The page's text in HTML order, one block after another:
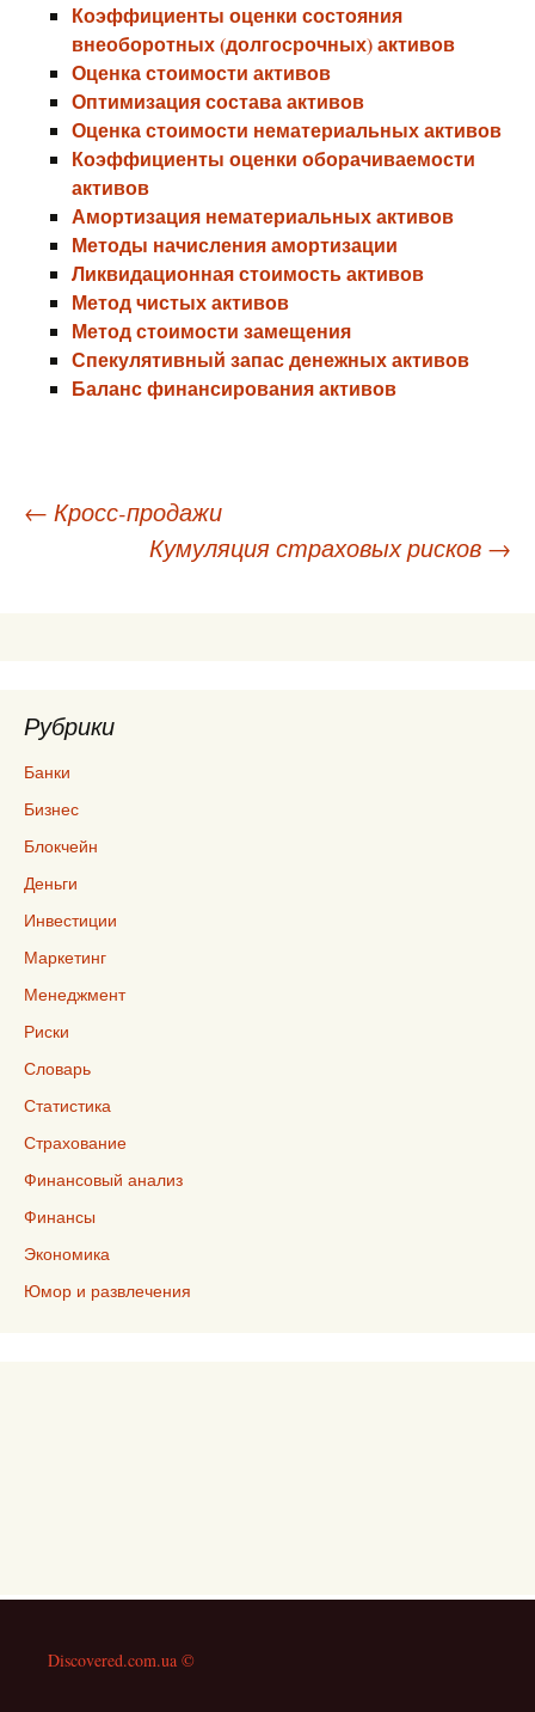
Коэффициенты оценки состояния
внеоборотных (долгосрочных) активов
Оценка стоимости активов
Оптимизация состава активов
Оценка стоимости нематериальных активов
Коэффициенты оценки оборачиваемости
активов
Амортизация нематериальных активов
Методы начисления амортизации
Ликвидационная стоимость активов
Метод чистых активов
Метод стоимости замещения
Спекулятивный запас денежных активов
Баланс финансирования активов
Навигация
← Кросс-продажи
Кумуляция страховых рисков →
Рубрики
Банки
Бизнес
Блокчейн
Деньги
Инвестиции
Маркетинг
Менеджмент
Риски
Словарь
Статистика
Страхование
Финансовый анализ
Финансы
Экономика
Юмор и развлечения
Discovered.com.ua ©